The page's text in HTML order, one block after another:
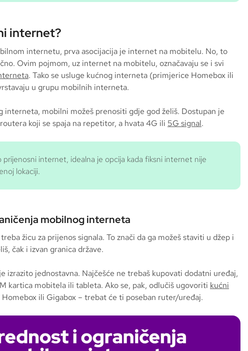
internet?
internetu, prva asocijacija je internet na mobitelu. No, to
Ovim pojmom, uz internet na mobitelu, označavaju se i svi
. Tako se usluge kućnog interneta (primjerice Homebox ili
u grupu mobilnih interneta.
interneta, mobilni možeš prenositi gdje god želiš. Dostupan je
koji se spaja na repetitor, a hvata 4G ili 5G signal.
prijenosni internet, idealna je opcija kada fiksni internet nije
lokaciji.
mobilnog interneta
žicu za prijenos signala. To znači da ga možeš staviti u džep i
čak i izvan granica države.
izrazito jednostavna. Najčešće ne trebaš kupovati dodatni uređaj,
kartica mobitela ili tableta. Ako se, pak, odlučiš ugovoriti kućni
ili Gigabox – trebat će ti poseban ruter/uređaj.